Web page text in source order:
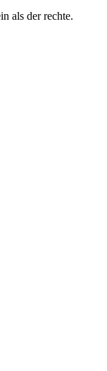
als der rechte.